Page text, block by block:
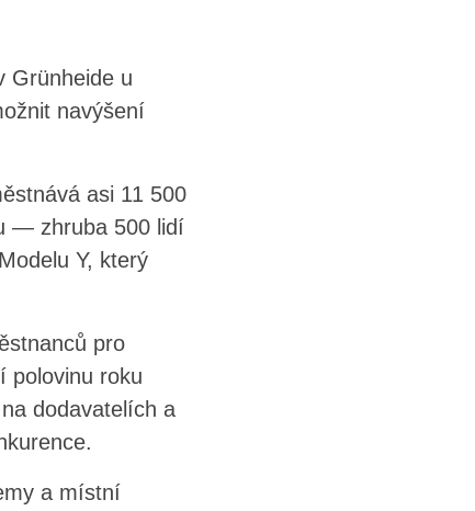
Grünheide u
navýšení
asi 11 500
— zhruba 500 lidí
Y, který
pro
polovinu roku
dodavatelích a
a místní